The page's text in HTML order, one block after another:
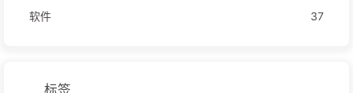
软件
37
标签